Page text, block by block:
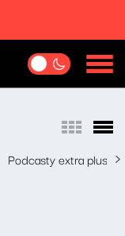
Podcasty extra plus